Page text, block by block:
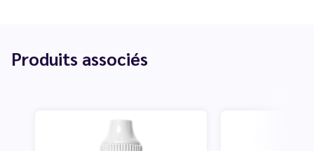
Produits associés